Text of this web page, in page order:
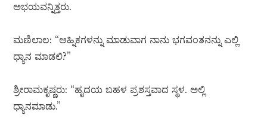
ಅಭಯವನ್ನಿತ್ತರು.
ಮಣಿಲಾಲ: “ಆಹ್ನಿಕಗಳನ್ನು ಮಾಡುವಾಗ ನಾನು ಭಗವಂತನನ್ನು ಎಲ್ಲಿ
ಧ್ಯಾನ ಮಾಡಲಿ?”
ಶ್ರೀರಾಮಕೃಷ್ಣರು: “ಹೃದಯ ಬಹಳ ಪ್ರಶಸ್ತವಾದ ಸ್ಥಳ. ಅಲ್ಲಿ
ಧ್ಯಾನಮಾಡು.”